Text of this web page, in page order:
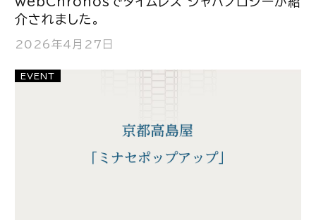
介されました。
2026年4月27日
EVENT